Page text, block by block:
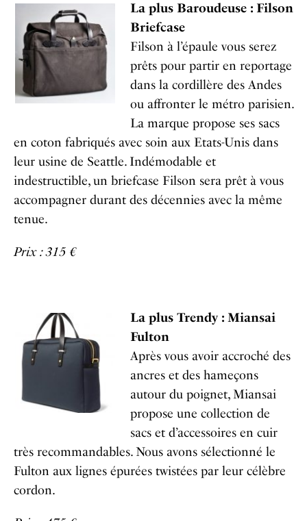
La plus Baroudeuse : Filson
Briefcase
Filson à l’épaule vous serez
prêts pour partir en reportage
dans la cordillère des Andes
ou affronter le métro parisien.
La marque propose ses sacs
en coton fabriqués avec soin aux Etats-Unis dans
leur usine de Seattle. Indémodable et
indestructible, un briefcase Filson sera prêt à vous
accompagner durant des décennies avec la même
tenue.
Prix : 315 €
La plus Trendy : Miansai
Fulton
Après vous avoir accroché des
ancres et des hameçons
autour du poignet, Miansai
propose une collection de
sacs et d’accessoires en cuir
très recommandables. Nous avons sélectionné le
Fulton aux lignes épurées twistées par leur célèbre
cordon.